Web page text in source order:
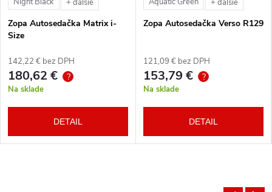
+ ďalšie
Zopa Autosedačka Matrix i-
Size
142,22 € bez DPH
180,62 € ?
Na sklade
DETAIL
+ ďalšie
Zopa Autosedačka Verso R129
121,09 € bez DPH
153,79 € ?
Na sklade
DETAIL